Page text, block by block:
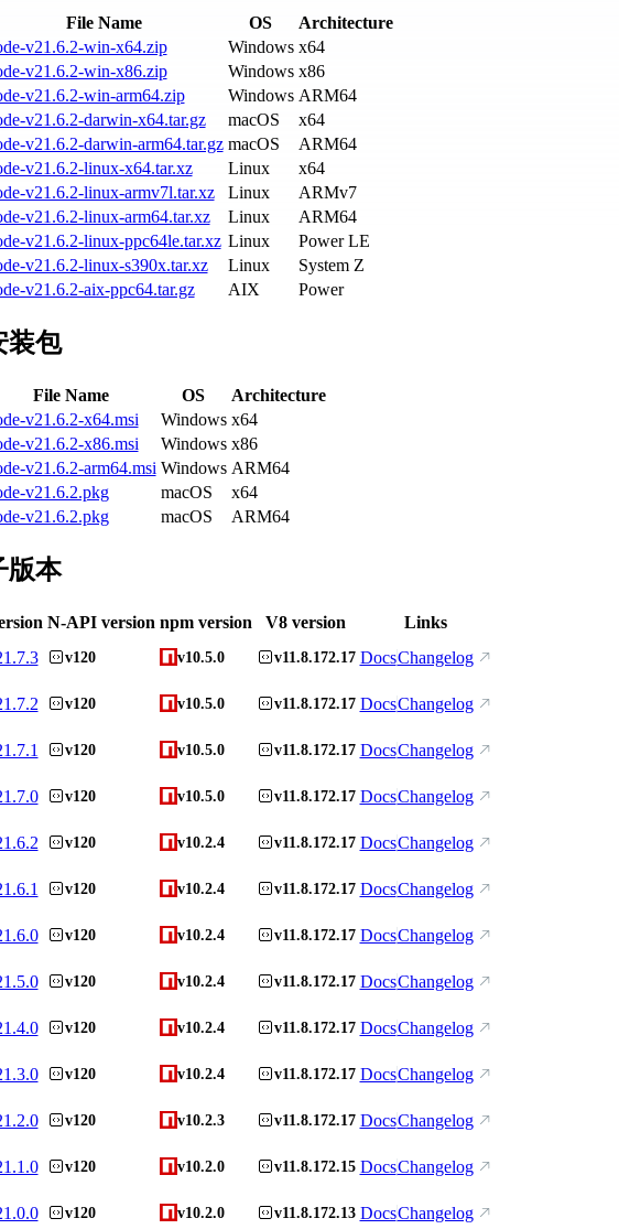
File Name OS
Architecture
v21.6.2-win-x64.zip
Windows x64
v21.6.2-win-x86.zip
Windows x86
v21.6.2-win-arm64.zip
Windows ARM64
v21.6.2-darwin-x64.tar.gz
macOS
x64
v21.6.2-darwin-arm64.tar.gz macOS
ARM64
v21.6.2-linux-x64.tar.xz
Linux
x64
v21.6.2-linux-armv7l.tar.xz
Linux
ARMv7
v21.6.2-linux-arm64.tar.xz
Linux
ARM64
v21.6.2-linux-ppc64le.tar.xz Linux
Power LE
v21.6.2-linux-s390x.tar.xz
Linux
System Z
v21.6.2-aix-ppc64.tar.gz
AIX Power
装包
File Name OS
Architecture
v21.6.2-x64.msi
Windows x64
v21.6.2-x86.msi
Windows x86
v21.6.2-arm64.msi Windows ARM64
v21.6.2.pkg
macOS
x64
v21.6.2.pkg
macOS ARM64
版本
N-API version npm version V8 version
Links
v120 v10.5.0 v11.8.172.17 DocsChangelog
v120 v10.5.0 v11.8.172.17 DocsChangelog
v120 v10.5.0 v11.8.172.17 DocsChangelog
v120 v10.5.0 v11.8.172.17 DocsChangelog
v120 v10.2.4 v11.8.172.17 DocsChangelog
v120 v10.2.4 v11.8.172.17 DocsChangelog
v120 v10.2.4 v11.8.172.17 DocsChangelog
v120 v10.2.4 v11.8.172.17 DocsChangelog
v120 v10.2.4 v11.8.172.17 DocsChangelog
v120 v10.2.4 v11.8.172.17 DocsChangelog
v120 v10.2.3 v11.8.172.17 DocsChangelog
v120 v10.2.0 v11.8.172.15 DocsChangelog
v120 v10.2.0 v11.8.172.13 DocsChangelog